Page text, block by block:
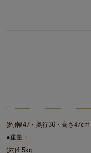
(約)幅47・奥行36・高さ47cm
●重量：
(約)4.5kg